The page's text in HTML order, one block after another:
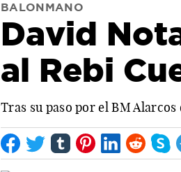
BALONMANO
David
al Rebi
Tras su paso por el BM